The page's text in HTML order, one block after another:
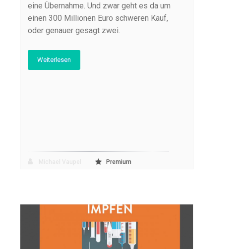
eine Übernahme. Und zwar geht es da um
einen 300 Millionen Euro schweren Kauf,
oder genauer gesagt zwei.
Weiterlesen
Premium